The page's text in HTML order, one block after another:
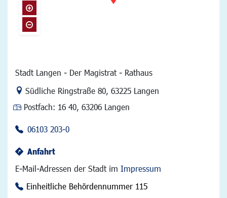
Stadt Langen - Der Magistrat - Rathaus
Link zur Google-Maps Navigation
Südliche Ringstraße 80, 63225 Langen
Postfach: 16 40, 63206 Langen
06103 203-0
Anfahrt
E-Mail-Adressen der Stadt im Impressum
Einheitliche Behördennummer 115